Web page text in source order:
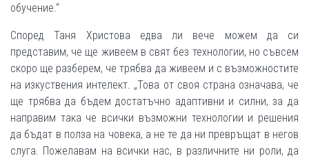
обучение.“
Според Таня Христова едва ли вече можем да си
представим, че ще живеем в свят без технологии, но съвсем
скоро ще разберем, че трябва да живеем и с възможностите
на изкуствения интелект. „Това от своя страна означава, че
ще трябва да бъдем достатъчно адаптивни и силни, за да
направим така че всички възможни технологии и решения
да бъдат в полза на човека, а не те да ни превръщат в негов
слуга. Пожелавам на всички нас, в различните ни роли, да